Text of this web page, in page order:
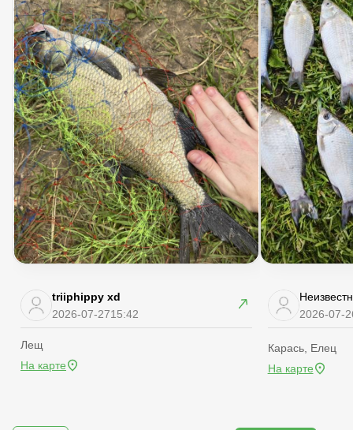
triiphippy xd
2026-07-2715:42
Лещ
На карте
2026-07-
Карась, Елец
На карте